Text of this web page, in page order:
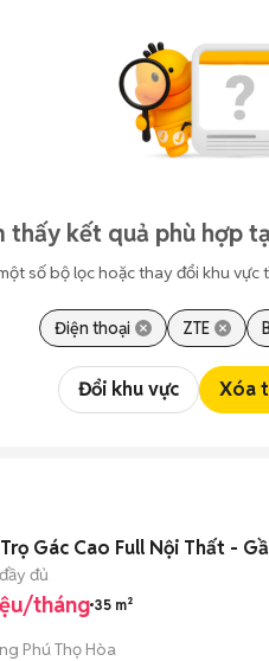
thấy kết quả phù hợp
số bộ lọc hoặc thay đổi khu vực
Điện thoại ZTE
Đổi khu vực Xóa
Gác Cao Full Nội Thất -
đủ
tháng 35 m²
Phú Thọ Hòa